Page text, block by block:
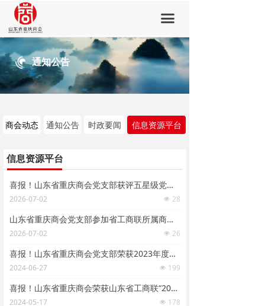
끀
首页
商会概要
会员中心
新闻中心
会员风采
加入我们
联系我们
通知公告
信息资源平台
喜报！山东省重庆商会党支部获评五星级党支部
넶 28
2026-07-02
山东省重庆商会党支部参加省工商联所属商会主题党日活动 党支部书记柯伦获评“优秀共产党员”
넶 26
2026-07-02
喜报！山东省重庆商会党支部荣获2023年度山东省工商联商协会党委所属五星级党支部
넶 199
2024-06-27
喜报！山东省重庆商会荣获山东省工商联“2023年度优秀直属商会”
넶 178
2024-05-17
商会动态 通知公告 时政要闻 信息资源平台